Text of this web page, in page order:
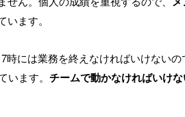
います。
時には業務を終えなければいけない
います。 チームで動かなければいけ